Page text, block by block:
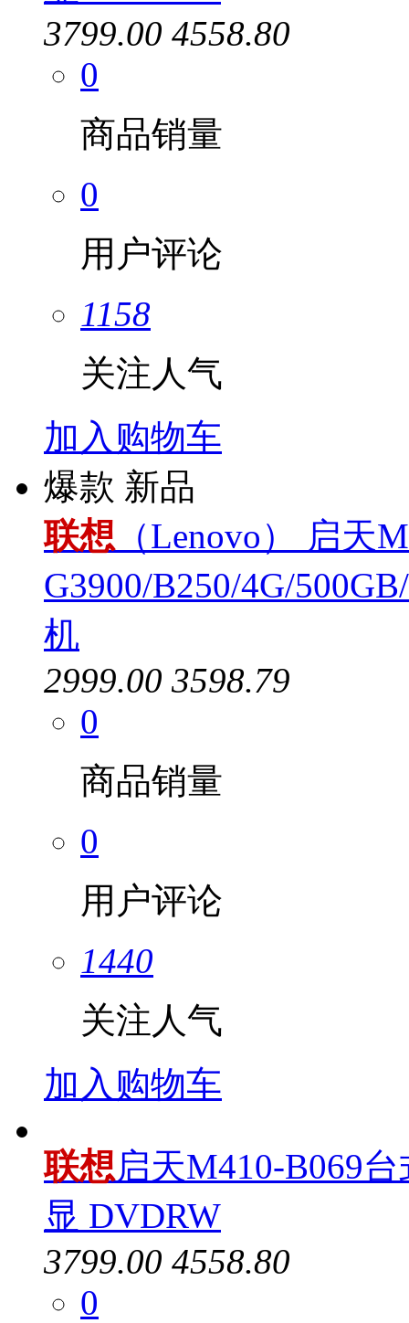
3799.00 4558.80
0
商品销量
0
用户评论
1158
关注人气
加入购物车
爆款 新品
联想 （Lenovo） 启天
G3900/B250/4G/
机
2999.00 3598.79
0
商品销量
0
用户评论
1440
关注人气
加入购物车
联想启天M410-B069
显 DVDRW
3799.00 4558.80
0